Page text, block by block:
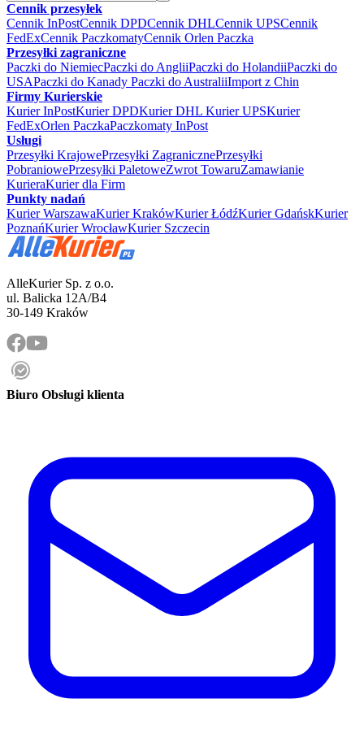
Cennik przesyłek
Cennik InPostCennik DPDCennik DHLCennik UPSCennik
FedExCennik PaczkomatyCennik Orlen Paczka
Przesyłki zagraniczne
Paczki do NiemiecPaczki do AngliiPaczki do HolandiiPaczki do
USAPaczki do Kanady Paczki do AustraliiImport z Chin
Firmy Kurierskie
Kurier InPostKurier DPDKurier DHL Kurier UPSKurier
FedExOrlen PaczkaPaczkomaty InPost
Usługi
Przesyłki KrajowePrzesyłki ZagranicznePrzesyłki
PobraniowePrzesyłki PaletoweZwrot TowaruZamawianie
KurieraKurier dla Firm
Punkty nadań
Kurier WarszawaKurier KrakówKurier ŁódźKurier GdańskKurier
PoznańKurier WrocławKurier Szczecin
AlleKurier Sp. z o.o.
ul. Balicka 12A/B4
30-149 Kraków
Biuro Obsługi klienta